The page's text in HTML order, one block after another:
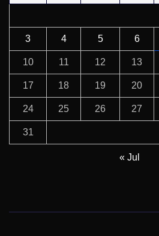
3 4 5 6
10 11 12 13
17 18 19 20
24 25 26 27
31
« Jul